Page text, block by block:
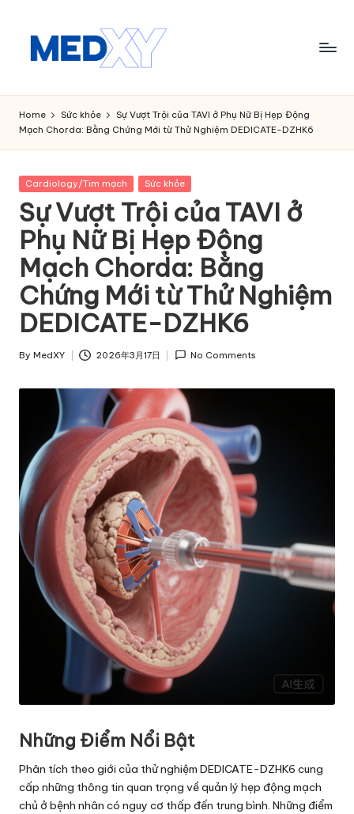
M
e
d
x
y
A
I
Home Sức khỏe
Sự Vượt Trội của TAVI ở Phụ Nữ Bị Hẹp Động
Mạch Chorda: Bằng Chứng Mới từ Thử Nghiệm DEDICATE-DZHK6
Posted
Cardiology/Tim mạch Sức khỏe
Sự Vượt Trội của TAVI ở
Phụ Nữ Bị Hẹp Động
Mạch Chorda: Bằng
Chứng Mới từ Thử Nghiệm
DEDICATE-DZHK6
Posted
By MedXY 2026年3月17日 No Comments
Những Điểm Nổi Bật
Phân tích theo giới của thử nghiệm DEDICATE-DZHK6 cung
cấp những thông tin quan trọng về quản lý hẹp động mạch
chủ ở bệnh nhân có nguy cơ thấp đến trung bình. Những điểm